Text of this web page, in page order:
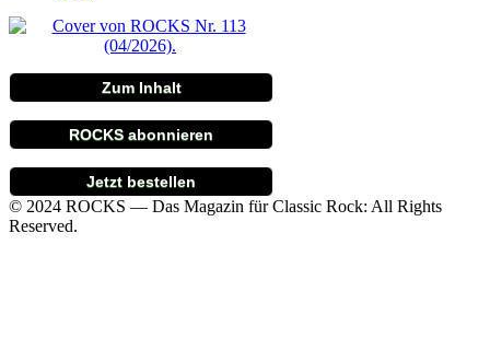
Zum Inhalt
ROCKS abonnieren
Jetzt bestellen
© 2024 ROCKS — Das Magazin für Classic Rock: All Rights
Reserved.